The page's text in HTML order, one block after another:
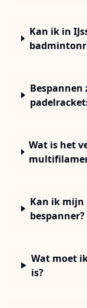
Kan ik in
Bespannen
Wat is het
Kan ik mijn
bespanner?
Wat moet
is?